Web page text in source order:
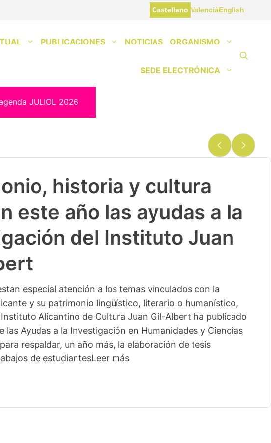
Castellano ValenciàEnglish
PUBLICACIONES NOTICIAS ORGANISMO
SEDE ELECTRÓNICA
JULIOL 2026
historia y cultura
este año las ayudas a la
del Instituto Juan
especial atención a los temas vinculados con la
y su patrimonio lingüístico, literario o humanístico,
Alicantino de Cultura Juan Gil-Albert ha publicado
las Ayudas a la Investigación en Humanidades y Ciencias
respaldar, un año más, la elaboración de tesis
de estudiantesLeer más